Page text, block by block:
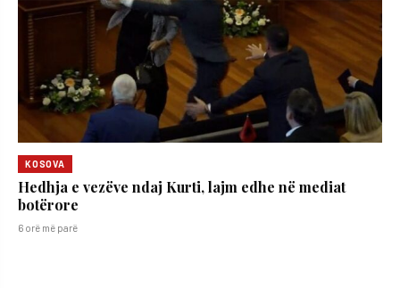
KOSOVA
Hedhja e vezëve ndaj Kurti, lajm edhe në mediat
botërore
6 orë më parë